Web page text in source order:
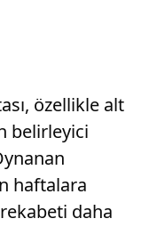
özellikle alt
belirleyici
haftalara
daha